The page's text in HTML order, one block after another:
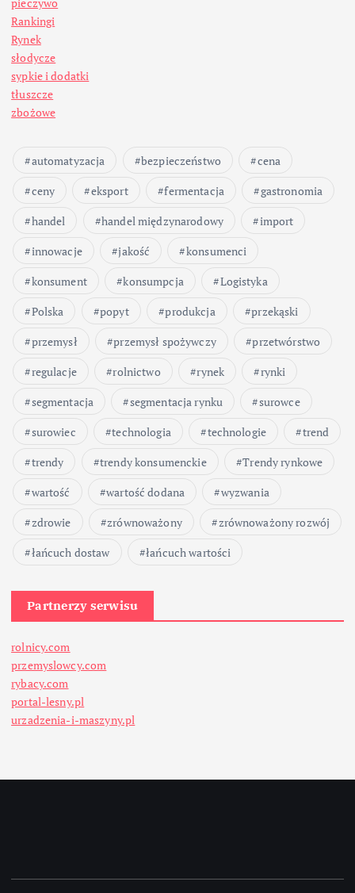
Rankingi
Rynek
słodycze
sypkie i dodatki
tłuszcze
zbożowe
automatyzacja bezpieczeństwo
cena
ceny
eksport fermentacja
gastronomia
handel
handel międzynarodowy
import
innowacje
jakość
konsumenci
konsument
konsumpcja
Logistyka
Polska
popyt produkcja
przekąski
przemysł
przemysł spożywczy
przetwórstwo
regulacje
rolnictwo rynek
rynki
segmentacja
segmentacja rynku
surowce
surowiec
technologia technologie
trend
trendy
trendy konsumenckie
Trendy rynkowe
wartość
wartość dodana
wyzwania
zdrowie
zrównoważony
zrównoważony rozwój
łańcuch dostaw
łańcuch wartości
Partnerzy serwisu
rolnicy.com
przemyslowcy.com
rybacy.com
portal-lesny.pl
urzadzenia-i-maszyny.pl